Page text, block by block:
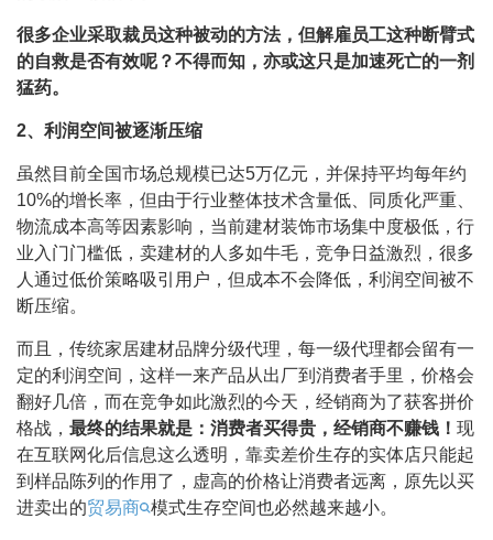
很多企业采取裁员这种被动的方法，但解雇员工这种断臂式
的自救是否有效呢？不得而知，亦或这只是加速死亡的一剂
猛药。
2、利润空间被逐渐压缩
虽然目前全国市场总规模已达5万亿元，并保持平均每年约
10%的增长率，但由于行业整体技术含量低、同质化严重、
物流成本高等因素影响，当前建材装饰市场集中度极低，行
业入门门槛低，卖建材的人多如牛毛，竞争日益激烈，很多
人通过低价策略吸引用户，但成本不会降低，利润空间被不
断压缩。
而且，传统家居建材品牌分级代理，每一级代理都会留有一
定的利润空间，这样一来产品从出厂到消费者手里，价格会
翻好几倍，而在竞争如此激烈的今天，经销商为了获客拼价
格战， 最终的结果就是：消费者买得贵，经销商不赚钱！ 现
在互联网化后信息这么透明，靠卖差价生存的实体店只能起
到样品陈列的作用了，虚高的价格让消费者远离，原先以买
进卖出的贸易商 模式生存空间也必然越来越小。